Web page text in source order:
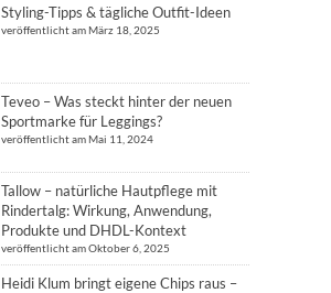
Styling-Tipps & tägliche Outfit-Ideen
veröffentlicht am März 18, 2025
Teveo – Was steckt hinter der neuen
Sportmarke für Leggings?
veröffentlicht am Mai 11, 2024
Tallow – natürliche Hautpflege mit
Rindertalg: Wirkung, Anwendung,
Produkte und DHDL-Kontext
veröffentlicht am Oktober 6, 2025
Heidi Klum bringt eigene Chips raus –